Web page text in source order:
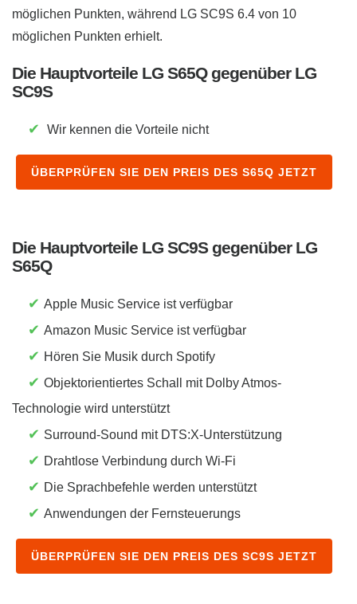
möglichen Punkten, während LG SC9S 6.4 von 10
möglichen Punkten erhielt.
Die Hauptvorteile LG S65Q gegenüber LG
SC9S
✔ Wir kennen die Vorteile nicht
ÜBERPRÜFEN SIE DEN PREIS DES S65Q JETZT
Die Hauptvorteile LG SC9S gegenüber LG
S65Q
✔ Apple Music Service ist verfügbar
✔ Amazon Music Service ist verfügbar
✔ Hören Sie Musik durch Spotify
✔ Objektorientiertes Schall mit Dolby Atmos-
Technologie wird unterstützt
✔ Surround-Sound mit DTS:X-Unterstützung
✔ Drahtlose Verbindung durch Wi-Fi
✔ Die Sprachbefehle werden unterstützt
✔ Anwendungen der Fernsteuerungs
ÜBERPRÜFEN SIE DEN PREIS DES SC9S JETZT